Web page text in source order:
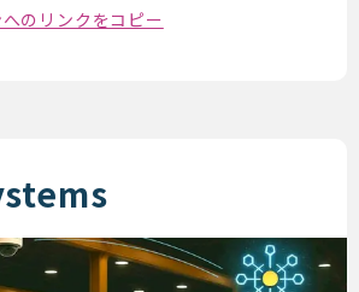
のリンクをコピー